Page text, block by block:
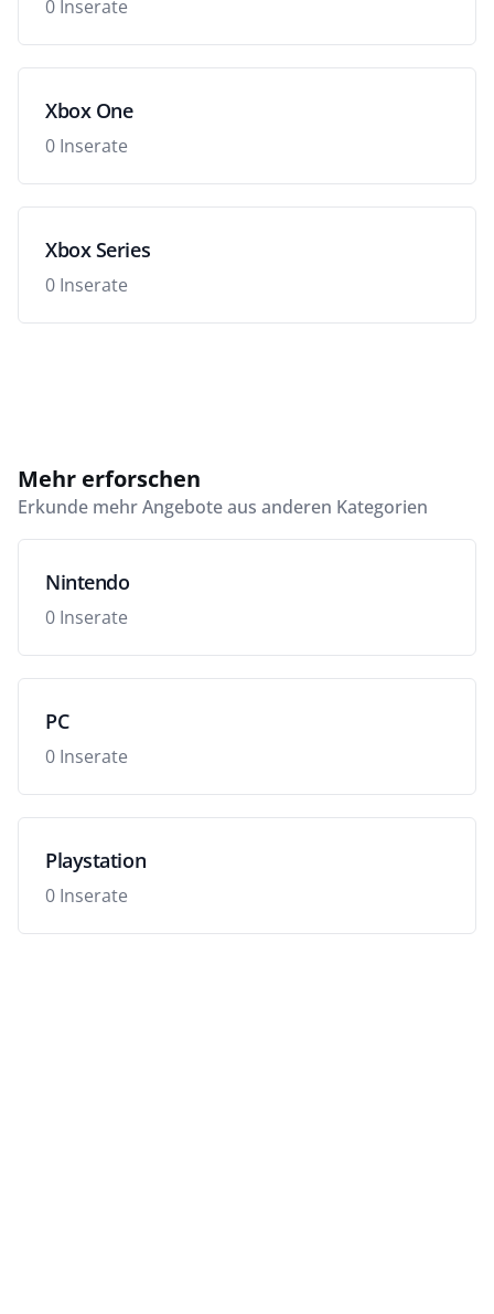
0 Inserate
Xbox One
0 Inserate
Xbox Series
0 Inserate
Mehr erforschen
Erkunde mehr Angebote aus anderen Kategorien
Nintendo
0 Inserate
PC
0 Inserate
Playstation
0 Inserate